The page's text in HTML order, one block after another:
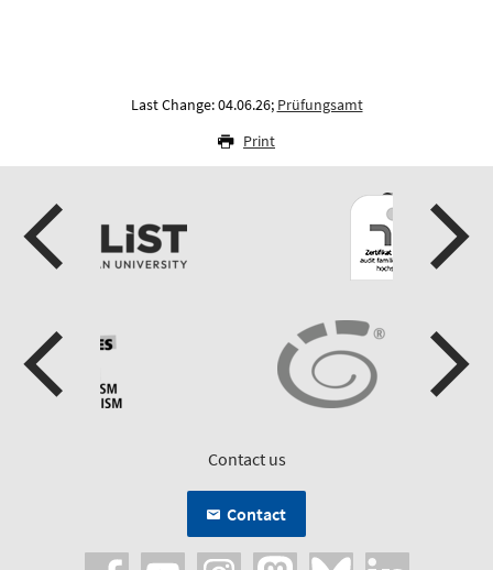
Last Change: 04.06.26; Prüfungsamt
Print
Contact us
Contact